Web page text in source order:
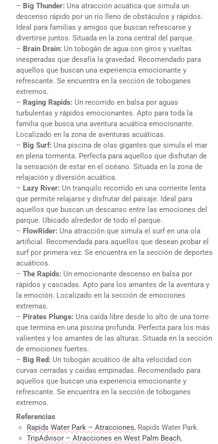
– Big Thunder:Una atracción acuática que simula un
descenso rápido por un río lleno de obstáculos y rápidos.
Ideal para familias y amigos que buscan refrescarse y
divertirse juntos. Situada en la zona central del parque.
– Brain Drain:Un tobogán de agua con giros y vueltas
inesperadas que desafía la gravedad. Recomendado para
aquellos que buscan una experiencia emocionante y
refrescante. Se encuentra en la sección de toboganes
extremos.
– Raging Rapids:Un recorrido en balsa por aguas
turbulentas y rápidos emocionantes. Apto para toda la
familia que busca una aventura acuática emocionante.
Localizado en la zona de aventuras acuáticas.
– Big Surf:Una piscina de olas gigantes que simula el mar
en plena tormenta. Perfecta para aquellos que disfrutan de
la sensación de estar en el océano. Situada en la zona de
relajación y diversión acuática.
– Lazy River:Un tranquilo recorrido en una corriente lenta
que permite relajarse y disfrutar del paisaje. Ideal para
aquellos que buscan un descanso entre las emociones del
parque. Ubicado alrededor de todo el parque.
– FlowRider:Una atracción que simula el surf en una ola
artificial. Recomendada para aquellos que desean probar el
surf por primera vez. Se encuentra en la sección de deportes
acuáticos.
– The Rapids:Un emocionante descenso en balsa por
rápidos y cascadas. Apto para los amantes de la aventura y
la emoción. Localizado en la sección de emociones
extremas.
– Pirates Plunge:Una caída libre desde lo alto de una torre
que termina en una piscina profunda. Perfecta para los más
valientes y los amantes de las alturas. Situada en la sección
de emociones fuertes.
– Big Red:Un tobogán acuático de alta velocidad con
curvas cerradas y caídas empinadas. Recomendado para
aquellos que buscan una experiencia emocionante y
refrescante. Se encuentra en la sección de toboganes
extremos.
Referencias
Rapids Water Park – Atracciones, Rapids Water Park.
TripAdvisor – Atracciones en West Palm Beach,